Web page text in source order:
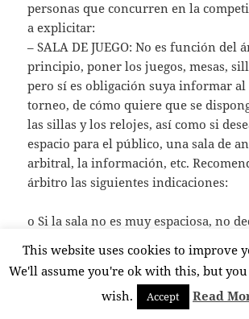
personas que concurren en la
a explicitar:
– SALA DE JUEGO: No es función del
principio, poner los juegos, mesas,
pero sí es obligación suya informar
torneo, de cómo quiere que se
las sillas y los relojes, así como si
espacio para el público, una sala de
arbitral, la información, etc.
árbitro las siguientes indicaciones:
o Si la sala no es muy espaciosa, no
a todo aquel que no esté facultado
o No se permitirá entrar en la sala ni
reclamaciones que no provengan de
This website uses cookies to improve
We'll assume you're ok with this, but
wish.
Accept Read